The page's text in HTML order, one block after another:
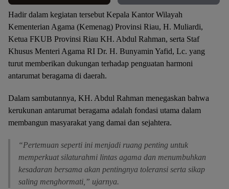
Hadir dalam kegiatan tersebut Kepala Kantor Wilayah
Kementerian Agama (Kemenag) Provinsi Riau, H. Muliardi,
Ketua FKUB Provinsi Riau KH. Abdul Rahman, serta Staf
Khusus Menteri Agama RI Dr. H. Bunyamin Yafid, Lc. yang
turut memberikan dukungan terhadap penguatan harmoni
antarumat beragama di daerah.
Dalam sambutannya, KH. Abdul Rahman menegaskan bahwa
kerukunan antarumat beragama adalah fondasi utama dalam
membangun masyarakat yang damai dan sejahtera.
“Pertemuan seperti ini menjadi ruang penting untuk
memperkuat silaturahmi lintas agama dan menumbuhkan
kesadaran bersama akan pentingnya toleransi serta sikap
saling menghormati,” ujarnya.